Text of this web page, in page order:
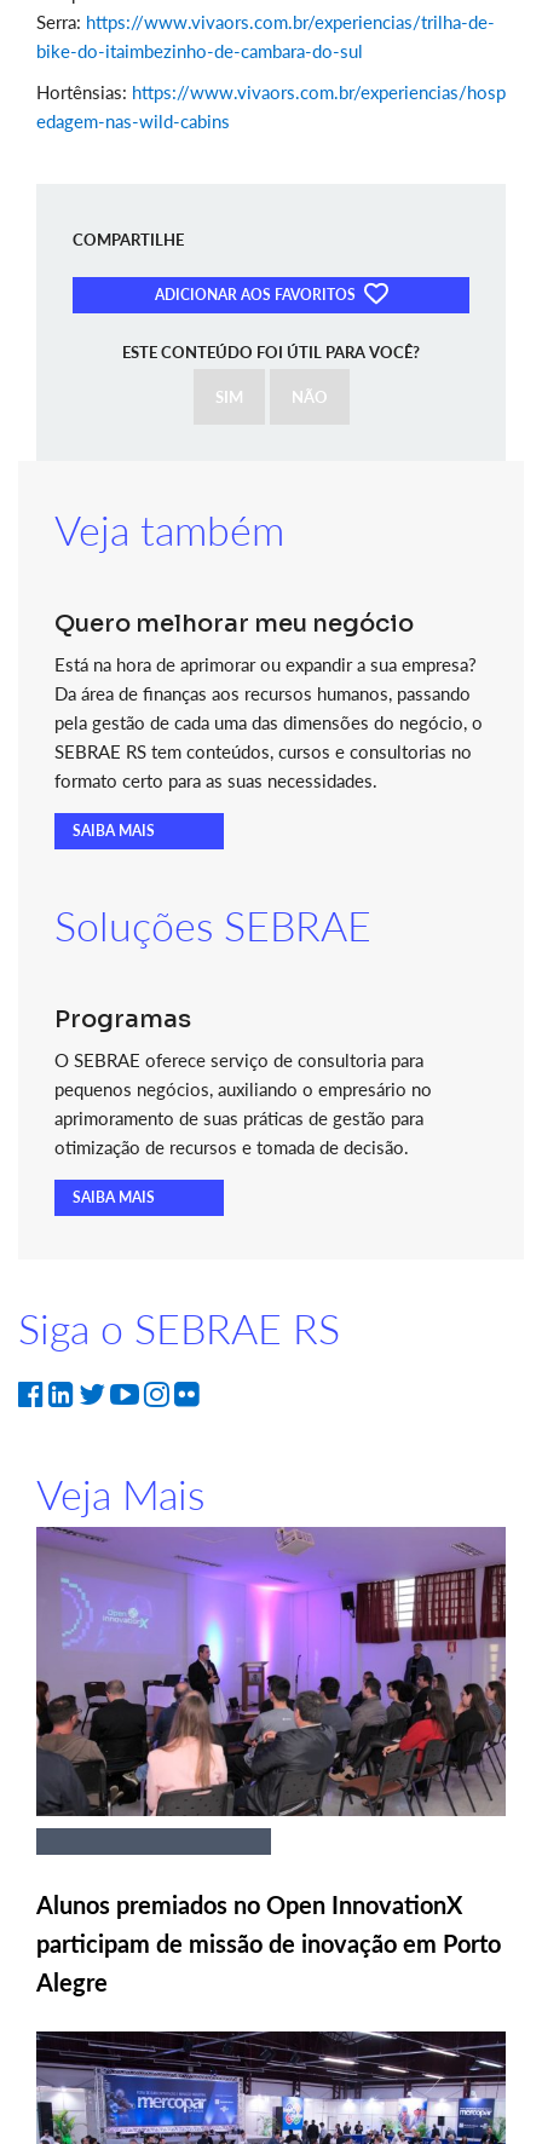
Serra: https://www.vivaors.com.br/experiencias/trilha-de-
bike-do-itaimbezinho-de-cambara-do-sul
Hortênsias: https://www.vivaors.com.br/experiencias/hosp
edagem-nas-wild-cabins
COMPARTILHE
ADICIONAR AOS FAVORITOS
ESTE CONTEÚDO FOI ÚTIL PARA VOCÊ?
SIM NÃO
Veja também
Quero melhorar meu negócio
Está na hora de aprimorar ou expandir a sua empresa?
Da área de finanças aos recursos humanos, passando
pela gestão de cada uma das dimensões do negócio, o
SEBRAE RS tem conteúdos, cursos e consultorias no
formato certo para as suas necessidades.
SAIBA MAIS
Soluções SEBRAE
Programas
O SEBRAE oferece serviço de consultoria para
pequenos negócios, auxiliando o empresário no
aprimoramento de suas práticas de gestão para
otimização de recursos e tomada de decisão.
SAIBA MAIS
Siga o SEBRAE RS
Veja Mais
Alunos premiados no Open InnovationX
participam de missão de inovação em Porto
Alegre